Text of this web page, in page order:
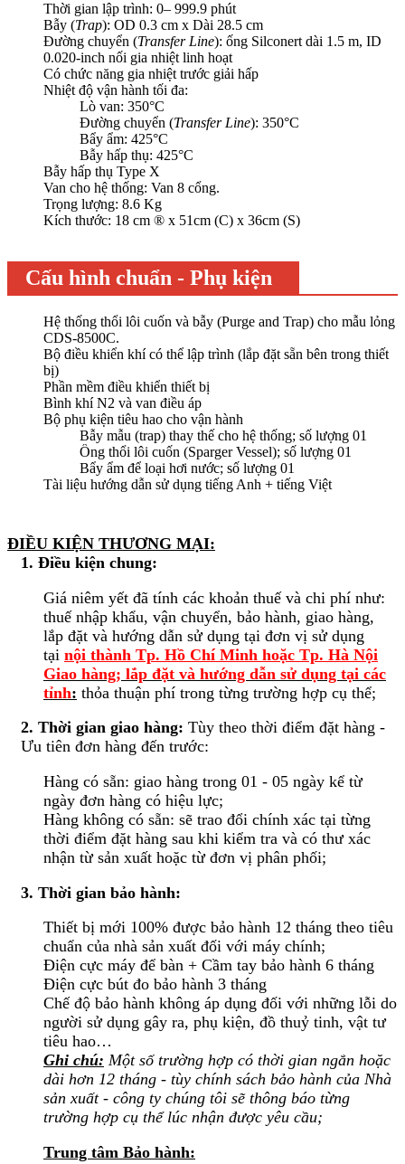
Thời gian lập trình: 0– 999.9 phút
Bẫy (Trap): OD 0.3 cm x Dài 28.5 cm
Đường chuyển (Transfer Line): ống Silconert dài 1.5 m, ID
0.020-inch nối gia nhiệt linh hoạt
Có chức năng gia nhiệt trước giải hấp
Nhiệt độ vận hành tối đa:
Lò van: 350°C
Đường chuyển (Transfer Line): 350°C
Bẩy ẩm: 425°C
Bẫy hấp thụ: 425°C
Bẫy hấp thụ Type X
Van cho hệ thống: Van 8 cổng.
Trọng lượng: 8.6 Kg
Kích thước: 18 cm ® x 51cm (C) x 36cm (S)
Cấu hình chuẩn - Phụ kiện
Hệ thống thổi lôi cuốn và bẫy (Purge and Trap) cho mẫu lỏng
CDS-8500C.
Bộ điều khiển khí có thể lập trình (lắp đặt sẵn bên trong thiết
bị)
Phần mềm điều khiển thiết bị
Bình khí N2 và van điều áp
Bộ phụ kiện tiêu hao cho vận hành
Bẫy mẫu (trap) thay thế cho hệ thống; số lượng 01
Ống thổi lôi cuốn (Sparger Vessel); số lượng 01
Bẩy ẩm để loại hơi nước; số lượng 01
Tài liệu hướng dẫn sử dụng tiếng Anh + tiếng Việt
ĐIỀU KIỆN THƯƠNG MẠI:
1. Điều kiện chung:
Giá niêm yết đã tính các khoản thuế và chi phí như:
thuế nhập khẩu, vận chuyển, bảo hành, giao hàng,
lắp đặt và hướng dẫn sử dụng tại đơn vị sử dụng
tại nội thành Tp. Hồ Chí Minh hoặc Tp. Hà Nội
Giao hàng; lắp đặt và hướng dẫn sử dụng tại các
tỉnh: thỏa thuận phí trong từng trường hợp cụ thể;
2. Thời gian giao hàng: Tùy theo thời điểm đặt hàng -
Ưu tiên đơn hàng đến trước:
Hàng có sẵn: giao hàng trong 01 - 05 ngày kể từ
ngày đơn hàng có hiệu lực;
Hàng không có sẵn: sẽ trao đổi chính xác tại từng
thời điểm đặt hàng sau khi kiểm tra và có thư xác
nhận từ sản xuất hoặc từ đơn vị phân phối;
3. Thời gian bảo hành:
Thiết bị mới 100% được bảo hành 12 tháng theo tiêu
chuẩn của nhà sản xuất đối với máy chính;
Điện cực máy để bàn + Cầm tay bảo hành 6 tháng
Điện cực bút đo bảo hành 3 tháng
Chế độ bảo hành không áp dụng đối với những lỗi do
người sử dụng gây ra, phụ kiện, đồ thuỷ tinh, vật tư
tiêu hao…
Ghi chú: Một số trường hợp có thời gian ngắn hoặc
dài hơn 12 tháng - tùy chính sách bảo hành của Nhà
sản xuất - công ty chúng tôi sẽ thông báo từng
trường hợp cụ thể lúc nhận được yêu cầu;
Trung tâm Bảo hành: